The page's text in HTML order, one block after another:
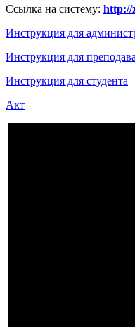
Ссылка на систему: http://
Инструкция для
Инструкция для
Инструкция для студента
Акт